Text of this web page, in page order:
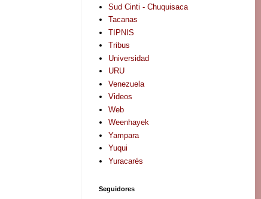
Sud Cinti - Chuquisaca
Tacanas
TIPNIS
Tribus
Universidad
URU
Venezuela
Videos
Web
Weenhayek
Yampara
Yuqui
Yuracarés
Seguidores